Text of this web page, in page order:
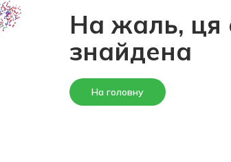
На жаль, ця
знайдена
На головну